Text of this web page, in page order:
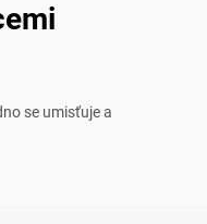
se umisťuje a